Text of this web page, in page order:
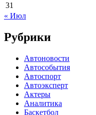
31
« Июл
Рубрики
Автоновости
Автособытия
Автоспорт
Автоэксперт
Актеры
Аналитика
Баскетбол